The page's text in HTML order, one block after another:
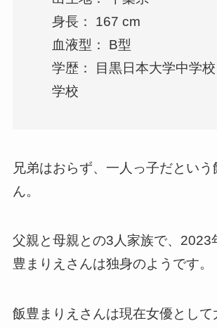
身長： 167 cm
血液型： B型
学歴： 目黒日本大学中学
学校
兄弟はおらず、一人っ子だという
ん。
父親と母親との3人家族で、2023
豊まりえさんは独身のようです。
飯豊まりえさんは現在女優として